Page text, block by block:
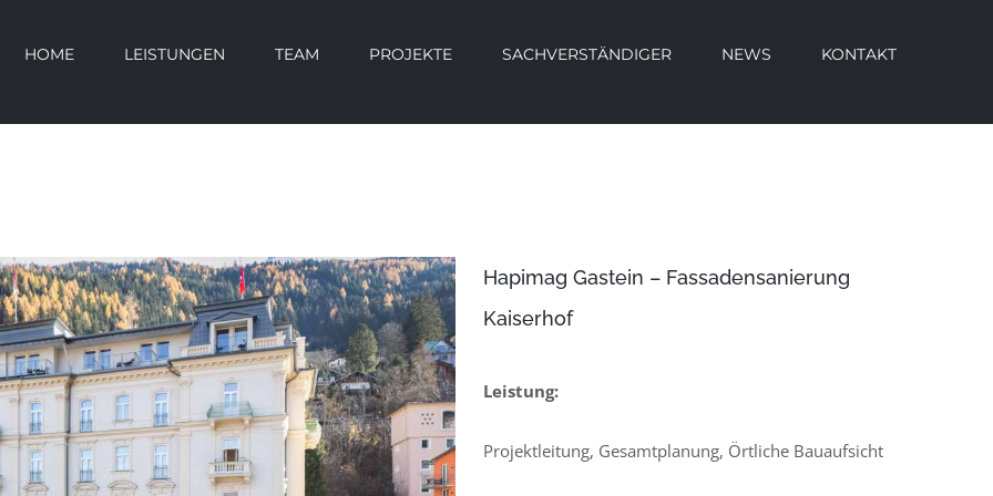
HOME LEISTUNGEN TEAM PROJEKTE SACHVERSTÄNDIGER NEWS KONTAKT
Hapimag Gastein – Fassadensanierung
Kaiserhof
Leistung:
Projektleitung, Gesamtplanung, Örtliche Bauaufsicht